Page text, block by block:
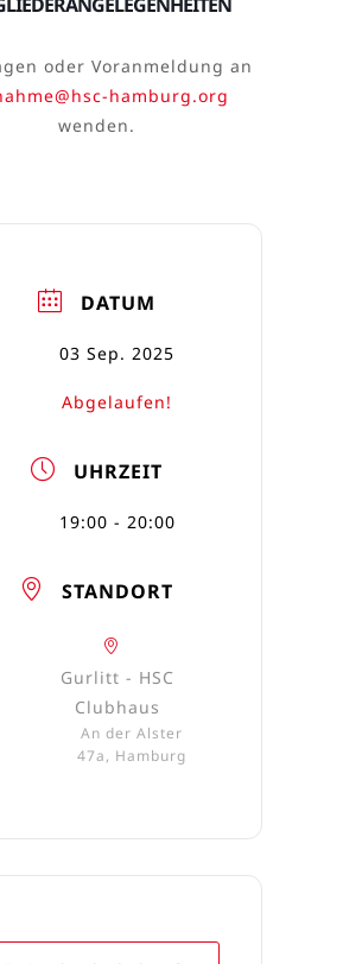
oder Voranmeldung an
hamburg.org
wenden.
DATUM
03 Sep. 2025
Abgelaufen!
UHRZEIT
19:00 - 20:00
STANDORT
Gurlitt - HSC
Clubhaus
An der Alster
47a, Hamburg